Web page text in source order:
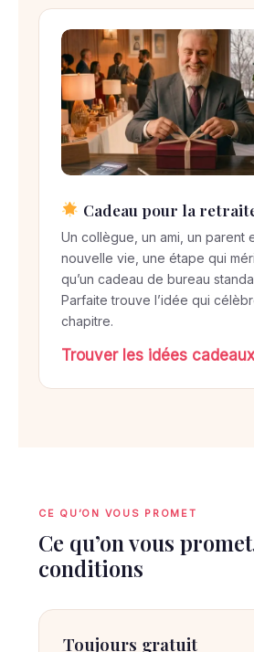
Cadeau pour la
Un collègue, un ami, un parent
nouvelle vie, une étape qui
qu’un cadeau de bureau
Parfaite trouve l’idée qui
chapitre.
Trouver les idées
CE QU’ON VOUS PROMET
Ce qu’on vous
conditions
Toujours gratuit